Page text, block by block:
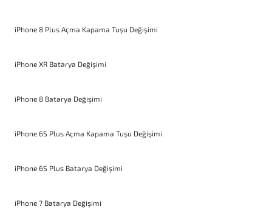
iPhone 8 Plus Açma Kapama Tuşu Değişimi
iPhone XR Batarya Değişimi
iPhone 8 Batarya Değişimi
iPhone 6S Plus Açma Kapama Tuşu Değişimi
iPhone 6S Plus Batarya Değişimi
iPhone 7 Batarya Değişimi